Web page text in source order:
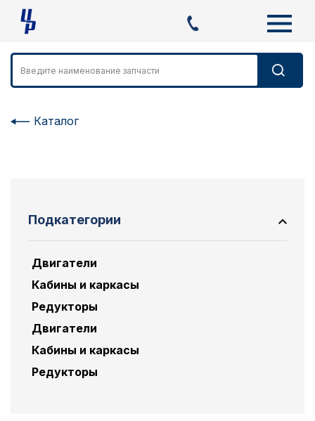
Каталог
Подкатегории
Двигатели
Кабины и каркасы
Редукторы
Двигатели
Кабины и каркасы
Редукторы